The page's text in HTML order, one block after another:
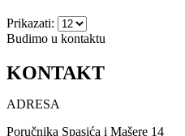
Prikazati:
Budimo u kontaktu
KONTAKT
ADRESA
Poručnika Spasića i Mašere 14